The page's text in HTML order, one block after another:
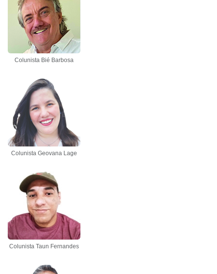
Colunista Bié Barbosa
Colunista Geovana Lage
Colunista Taun Fernandes